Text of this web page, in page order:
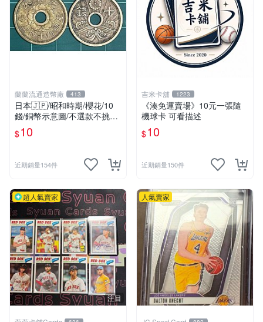
蘭蘭流通造幣廠 413
日本🇯🇵/昭和時期/櫻花/10
錢/銅幣示意圖/不選款不挑品/
隨機出貨
$10
近期銷量154件
吉米卡舖 1223
《湊免運賣場》10元一張隨
機球卡 可看描述
$10
近期銷量150件
注目
超人氣賣家 人氣賣家